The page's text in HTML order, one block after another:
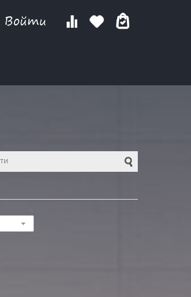
Войти